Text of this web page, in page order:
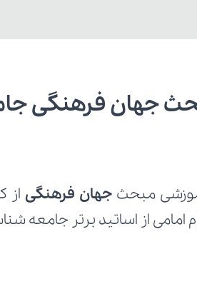
جهان فرهنگی
مبحث جهان فرهنگی
امامی از اساتید برتر جامعه